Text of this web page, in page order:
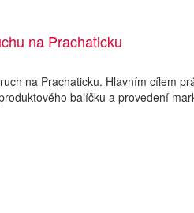
na Prachaticku
na Prachaticku. Hlavním cílem
balíčku a provedení